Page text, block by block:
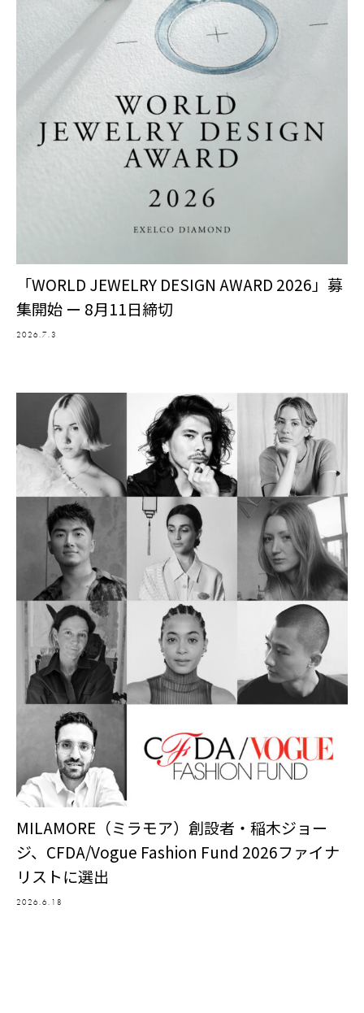
「WORLD JEWELRY DESIGN AWARD 2026」募
集開始 ー 8月11日締切
2026.7.3
MILAMORE（ミラモア）創設者・稲木ジョー
ジ、CFDA/Vogue Fashion Fund 2026ファイナ
リストに選出
2026.6.18